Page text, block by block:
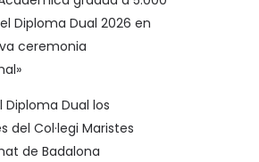
Diploma Dual 2026 en
ceremonia
Diploma Dual los
del Col·legi Maristes
de Badalona